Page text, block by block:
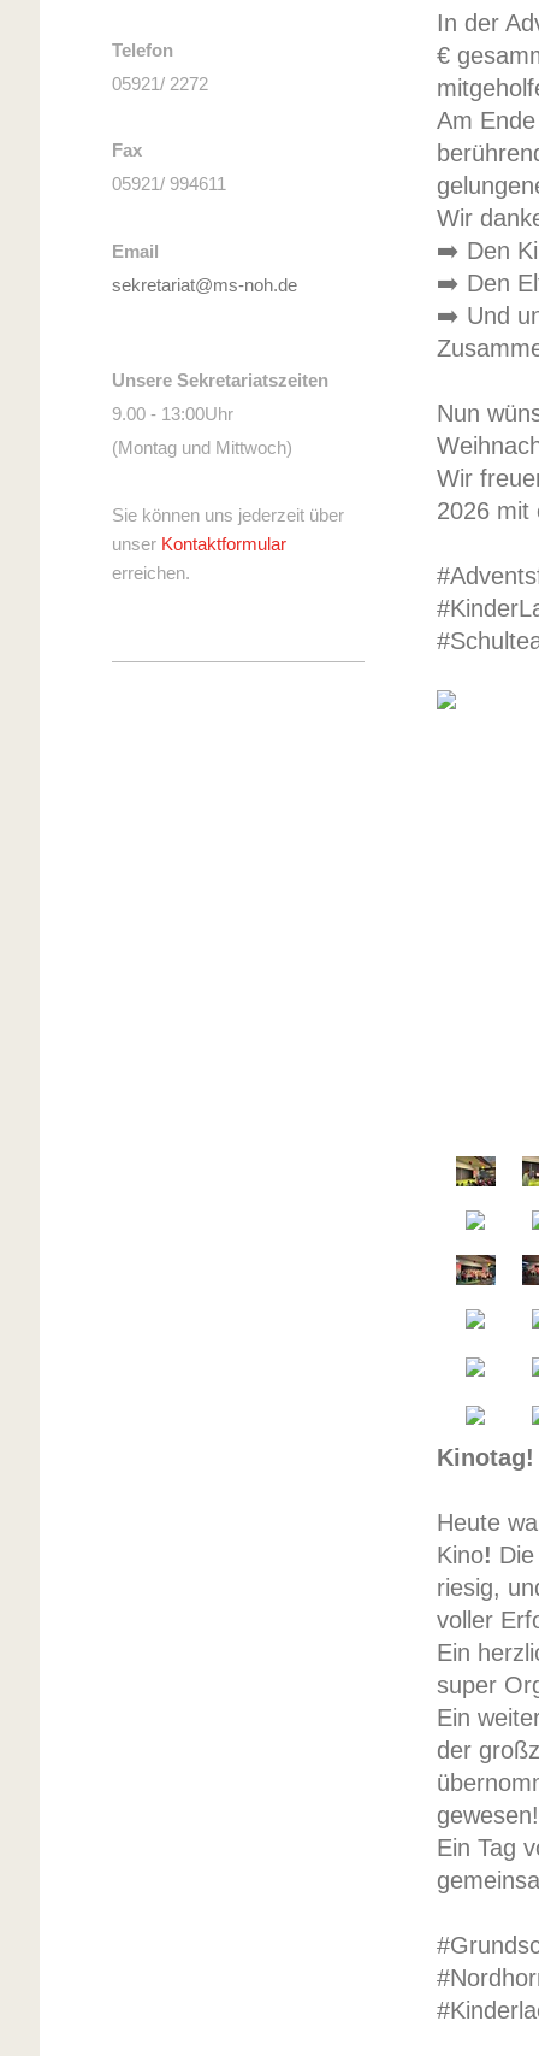
In der
€
Am
Wir
➡️ Den
➡️ Den
➡️ Und
Nun
Wir
2026 mit
Heute
Kino!
riesig,
voller
Ein
super
Ein
der
Ein Tag
Telefon
05921/ 2272
Fax
05921/ 994611
Email
sekretariat@ms-noh.de
Unsere Sekretariatszeiten
9.00 - 13:00Uhr
(Montag und Mittwoch)
Sie können uns jederzeit über
unser Kontaktformular
erreichen.